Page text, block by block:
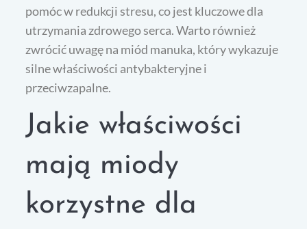
pomóc w redukcji stresu, co jest kluczowe dla
utrzymania zdrowego serca. Warto również
zwrócić uwagę na miód manuka, który wykazuje
silne właściwości antybakteryjne i
przeciwzapalne.
Jakie właściwości
mają miody
korzystne dla